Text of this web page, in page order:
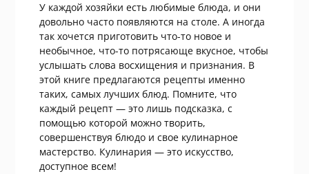
У каждой хозяйки есть любимые блюда, и они
довольно часто появляются на столе. А иногда
так хочется приготовить что-то новое и
необычное, что-то потрясающе вкусное, чтобы
услышать слова восхищения и признания. В
этой книге предлагаются рецепты именно
таких, самых лучших блюд. Помните, что
каждый рецепт — это лишь подсказка, с
помощью которой можно творить,
совершенствуя блюдо и свое кулинарное
мастерство. Кулинария — это искусство,
доступное всем!